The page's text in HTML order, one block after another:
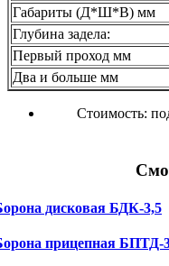
Габариты (Д*Ш*В) мм
Глубина задела:
Первый проход мм
Два и больше мм
Стоимость:
дисковая БДК-3,5
прицепная БПТД-